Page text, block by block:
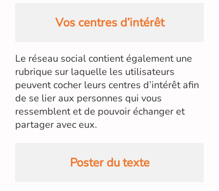
Vos centres d’intérêt
Le réseau social contient également une
rubrique sur laquelle les utilisateurs
peuvent cocher leurs centres d’intérêt afin
de se lier aux personnes qui vous
ressemblent et de pouvoir échanger et
partager avec eux.
Poster du texte